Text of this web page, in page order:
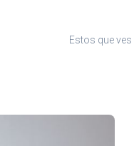
Estos que